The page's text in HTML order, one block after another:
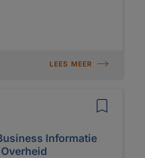
LEES MEER
Informatie